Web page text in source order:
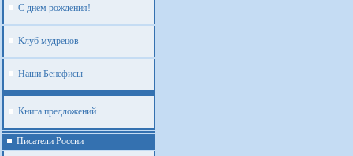
С днем рождения!
Клуб мудрецов
Наши Бенефисы
Книга предложений
Писатели России